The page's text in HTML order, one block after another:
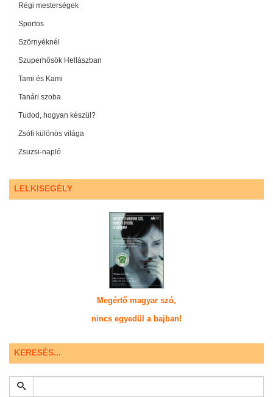
Régi mesterségek
Sportos
Szörnyéknél
Szuperhősök Hellászban
Tami és Kami
Tanári szoba
Tudod, hogyan készül?
Zsófi különös világa
Zsuzsi-napló
LELKISEGÉLY
Megértő magyar szó,
nincs egyedül a bajban!
KERESÉS...